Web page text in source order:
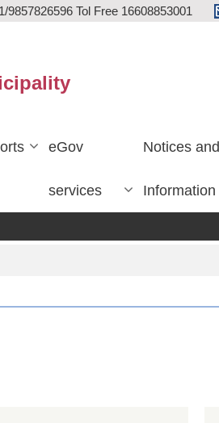
9857826596 Tol Free 16608853001
eGov
services
Notices and
Information